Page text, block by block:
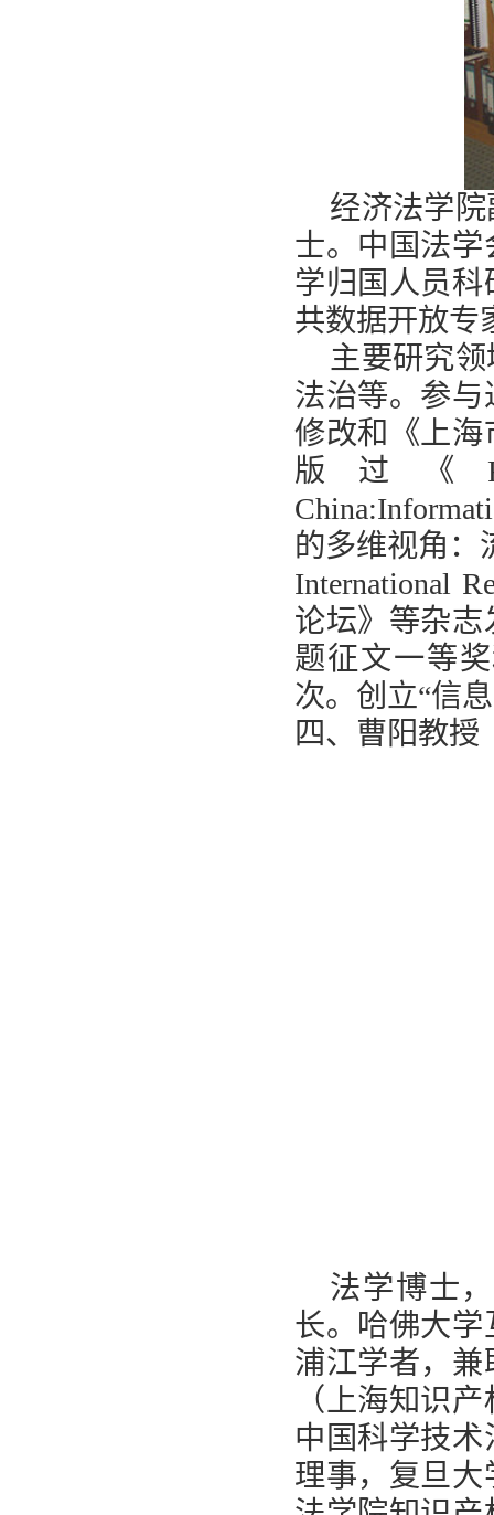
经济法学
士。中国法
学归国人员
共数据开放专
主要研究
法治等。参
修改和《上海
版过《
的多维视角：
International
论坛》等杂
题征文一等
次。创立“信
四、曹阳教授
法学博士
长。哈佛大
浦江学者，
（上海知识
中国科学技
理事，复旦